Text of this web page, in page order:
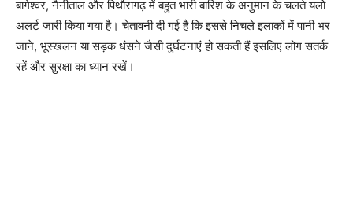
बागेश्वर, नैनीताल और पिथौरागढ़ में बहुत भारी बारिश के अनुमान के चलते यलो
अलर्ट जारी किया गया है। चेतावनी दी गई है कि इससे निचले इलाकों में पानी भर
जाने, भूस्खलन या सड़क धंसने जैसी दुर्घटनाएं हो सकती हैं इसलिए लोग सतर्क
रहें और सुरक्षा का ध्यान रखें।